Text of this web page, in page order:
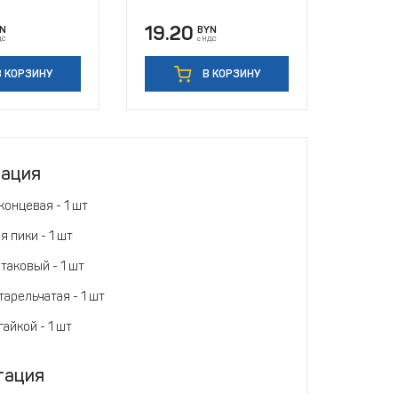
КОРЗИНУ
19.20 BYN
с НДС
В КОРЗИНУ
- 1 шт
пики - 1 шт
- 1 шт
- 1 шт
- 1 шт